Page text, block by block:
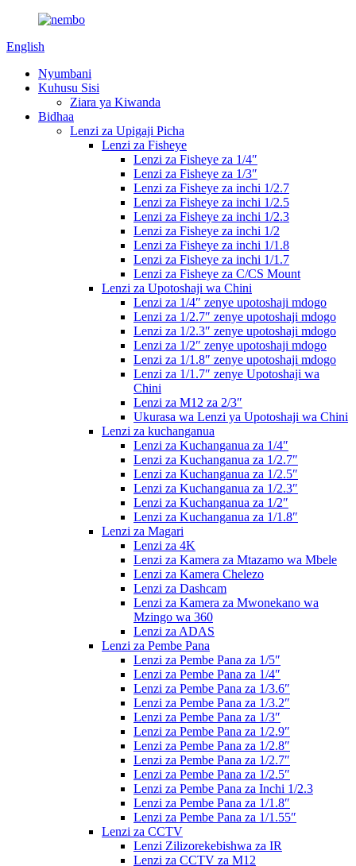
English
Nyumbani
Kuhusu Sisi
Ziara ya Kiwanda
Bidhaa
Lenzi za Upigaji Picha
Lenzi za Fisheye
Lenzi za Fisheye za 1/4″
Lenzi za Fisheye za 1/3″
Lenzi za Fisheye za inchi 1/2.7
Lenzi za Fisheye za inchi 1/2.5
Lenzi za Fisheye za inchi 1/2.3
Lenzi za Fisheye za inchi 1/2
Lenzi za Fisheye za inchi 1/1.8
Lenzi za Fisheye za inchi 1/1.7
Lenzi za Fisheye za C/CS Mount
Lenzi za Upotoshaji wa Chini
Lenzi za 1/4″ zenye upotoshaji mdogo
Lenzi za 1/2.7″ zenye upotoshaji mdogo
Lenzi za 1/2.3″ zenye upotoshaji mdogo
Lenzi za 1/2″ zenye upotoshaji mdogo
Lenzi za 1/1.8″ zenye upotoshaji mdogo
Lenzi za 1/1.7″ zenye Upotoshaji wa
Chini
Lenzi za M12 za 2/3″
Ukurasa wa Lenzi ya Upotoshaji wa Chini
Lenzi za kuchanganua
Lenzi za Kuchanganua za 1/4″
Lenzi za Kuchanganua za 1/2.7″
Lenzi za Kuchanganua za 1/2.5″
Lenzi za Kuchanganua za 1/2.3″
Lenzi za Kuchanganua za 1/2″
Lenzi za Kuchanganua za 1/1.8″
Lenzi za Magari
Lenzi za 4K
Lenzi za Kamera za Mtazamo wa Mbele
Lenzi za Kamera Chelezo
Lenzi za Dashcam
Lenzi za Kamera za Mwonekano wa
Mzingo wa 360
Lenzi za ADAS
Lenzi za Pembe Pana
Lenzi za Pembe Pana za 1/5″
Lenzi za Pembe Pana za 1/4″
Lenzi za Pembe Pana za 1/3.6″
Lenzi za Pembe Pana za 1/3.2″
Lenzi za Pembe Pana za 1/3″
Lenzi za Pembe Pana za 1/2.9″
Lenzi za Pembe Pana za 1/2.8″
Lenzi za Pembe Pana za 1/2.7″
Lenzi za Pembe Pana za 1/2.5″
Lenzi za Pembe Pana za Inchi 1/2.3
Lenzi za Pembe Pana za 1/1.8″
Lenzi za Pembe Pana za 1/1.55″
Lenzi za CCTV
Lenzi Zilizorekebishwa za IR
Lenzi za CCTV za M12